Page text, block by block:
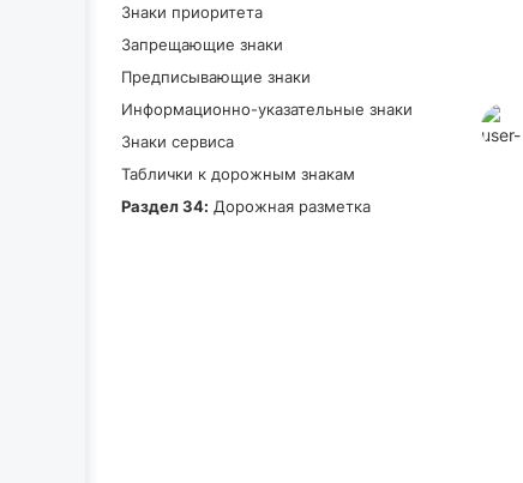
Знаки приоритета
Запрещающие знаки
Предписывающие знаки
Информационно-указательные знаки
Знаки сервиса
Таблички к дорожным знакам
Раздел 34: Дорожная разметка